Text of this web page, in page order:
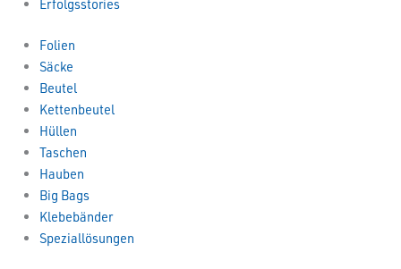
Erfolgsstories
Folien
Säcke
Beutel
Kettenbeutel
Hüllen
Taschen
Hauben
Big Bags
Klebebänder
Speziallösungen